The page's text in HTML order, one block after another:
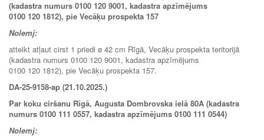
(kadastra numurs 0100 120 9001, kadastra apzīmējums
0100 120 1812), pie Vecāķu prospekta 157
Nolemj:
atteikt atļaut cirst 1 priedi ø 42 cm Rīgā, Vecāķu prospekta teritorijā
(kadastra numurs 0100 120 9001, kadastra apzīmējums
0100 120 1812), pie Vecāķu prospekta 157.
DA-25-9158-ap (21.10.2025.)
Par koku ciršanu Rīgā, Augusta Dombrovska ielā 80A (kadastra
numurs 0100 111 0557, kadastra apzīmējums 0100 111 0544)
Nolemj: